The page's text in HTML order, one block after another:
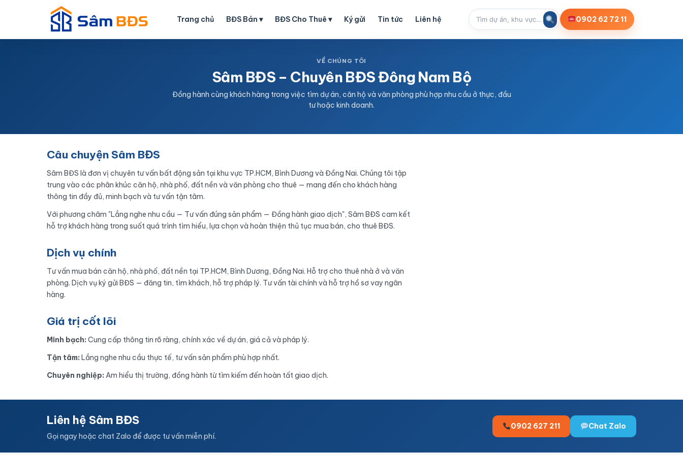
Trang chủ BĐS Bán ▾ BĐS Cho Thuê ▾ Ký gửi Tin tức Liên hệ 0902 62 72 11
VỀ CHÚNG TÔI
Sâm BĐS – Chuyên BĐS Đông Nam Bộ
Đồng hành cùng khách hàng trong việc tìm dự án, căn hộ và văn phòng phù hợp nhu cầu ở thực, đầu
tư hoặc kinh doanh.
Câu chuyện Sâm BĐS
Sâm BĐS là đơn vị chuyên tư vấn bất động sản tại khu vực TP.HCM, Bình Dương và Đồng Nai. Chúng tôi tập
trung vào các phân khúc căn hộ, nhà phố, đất nền và văn phòng cho thuê — mang đến cho khách hàng
thông tin đầy đủ, minh bạch và tư vấn tận tâm.
Với phương châm "Lắng nghe nhu cầu — Tư vấn đúng sản phẩm — Đồng hành giao dịch", Sâm BĐS cam kết
hỗ trợ khách hàng trong suốt quá trình tìm hiểu, lựa chọn và hoàn thiện thủ tục mua bán, cho thuê BĐS.
Dịch vụ chính
Tư vấn mua bán căn hộ, nhà phố, đất nền tại TP.HCM, Bình Dương, Đồng Nai. Hỗ trợ cho thuê nhà ở và văn
phòng. Dịch vụ ký gửi BĐS — đăng tin, tìm khách, hỗ trợ pháp lý. Tư vấn tài chính và hỗ trợ hồ sơ vay ngân
hàng.
Giá trị cốt lõi
Minh bạch: Cung cấp thông tin rõ ràng, chính xác về dự án, giá cả và pháp lý.
Tận tâm: Lắng nghe nhu cầu thực tế, tư vấn sản phẩm phù hợp nhất.
Chuyên nghiệp: Am hiểu thị trường, đồng hành từ tìm kiếm đến hoàn tất giao dịch.
Liên hệ Sâm BĐS
Gọi ngay hoặc chat Zalo để được tư vấn miễn phí.
0902 627 211 Chat Zalo